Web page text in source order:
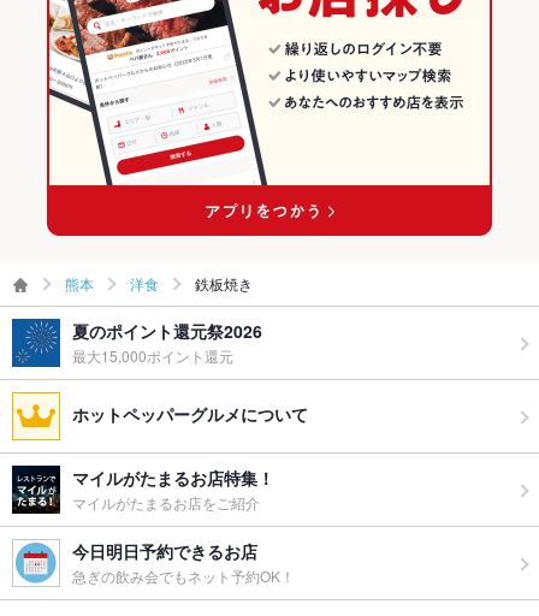
熊本 洋食 鉄板焼き
夏のポイント還元祭2026
最大15,000ポイント還元
ホットペッパーグルメについて
マイルがたまるお店特集！
マイルがたまるお店をご紹介
今日明日予約できるお店
急ぎの飲み会でもネット予約OK！